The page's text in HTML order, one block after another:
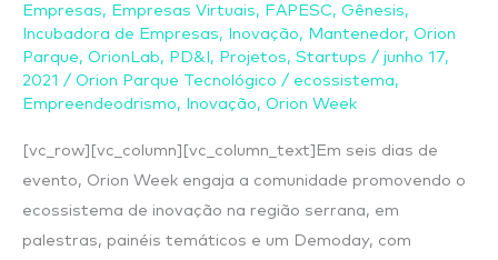
Empresas, Empresas Virtuais, FAPESC, Gênesis,
Incubadora de Empresas, Inovação, Mantenedor, Orion
Parque, OrionLab, PD&I , Projetos, Startups / junho 17,
2021 / Orion Parque Tecnológico / ecossistema,
Empreendeodrismo, Inovação, Orion Week
[vc_row][vc_column][vc_column_text]Em seis dias de
evento, Orion Week engaja a comunidade promovendo o
ecossistema de inovação na região serrana, em
palestras, painéis temáticos e um Demoday, com
desperta
o
ecossistema
de